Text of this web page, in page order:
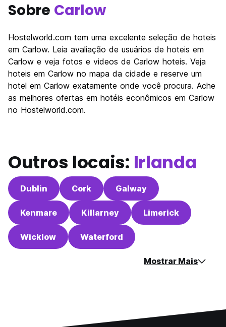
Sobre Carlow
Hostelworld.com tem uma excelente seleção de hoteis
em Carlow. Leia avaliação de usuários de hoteis em
Carlow e veja fotos e videos de Carlow hoteis. Veja
hoteis em Carlow no mapa da cidade e reserve um
hotel em Carlow exatamente onde você procura. Ache
as melhores ofertas em hotéis econômicos em Carlow
no Hostelworld.com.
Outros locais: Irlanda
Dublin Cork Galway
Kenmare Killarney Limerick
Wicklow Waterford
Mostrar Mais